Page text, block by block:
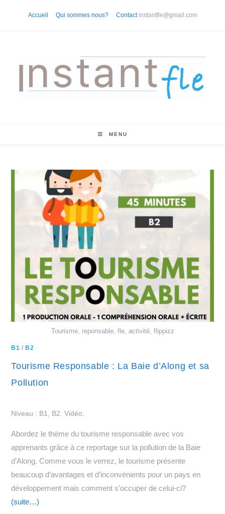
Accueil Qui sommes nous? Contact instantfle@gmail.com
MENU
Tourisme, reponsable, fle, activité, flippizz
B1 /B2
Tourisme Responsable : La Baie d’Along et sa
Pollution
Niveau : B1, B2. Vidéo.
Abordez le thème du tourisme responsable avec vos
apprenants grâce à ce reportage sur la pollution de la Baie
d’Along. Comme vous le verrez, le tourisme présente
beaucoup d’avantages et d’inconvénients pour un pays en
développement mais comment s’occuper de celui-ci?
(suite…)